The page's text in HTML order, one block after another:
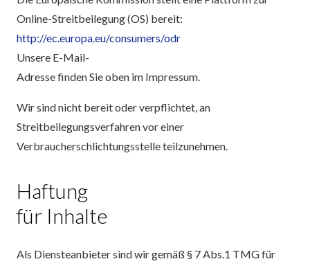
Online-Streitbeilegung (OS) bereit:
http://ec.europa.eu/consumers/odr
Unsere E-Mail-
Adresse finden Sie oben im Impressum.
Wir sind nicht bereit oder verpflichtet, an
Streitbeilegungsverfahren vor einer
Verbraucherschlichtungsstelle teilzunehmen.
Haftung
für Inhalte
Als Diensteanbieter sind wir gemäß § 7 Abs.1 TMG für